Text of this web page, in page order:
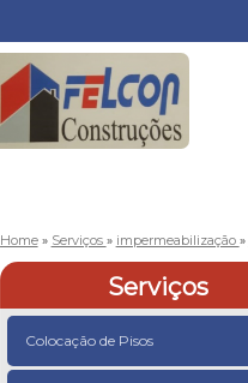
Home » Serviços » impermeabilização »
Serviços
Colocação de Pisos